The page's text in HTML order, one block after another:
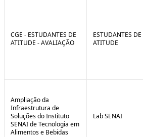
CGE - ESTUDANTES DE
ATITUDE - AVALIAÇÃO
ESTUDANTES DE
ATITUDE
Ampliação da
Infraestrutura de
Soluções do Instituto
SENAI de Tecnologia em
Alimentos e Bebidas
Lab SENAI